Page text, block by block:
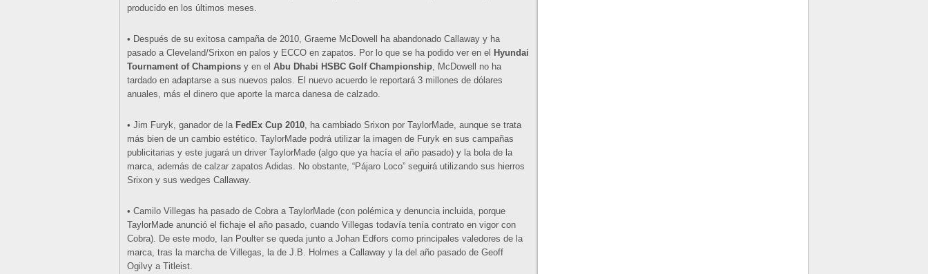
producido en los últimos meses.
• Después de su exitosa campaña de 2010, Graeme McDowell ha abandonado Callaway y ha
pasado a Cleveland/Srixon en palos y ECCO en zapatos. Por lo que se ha podido ver en el Hyundai
Tournament of Champions y en el Abu Dhabi HSBC Golf Championship, McDowell no ha
tardado en adaptarse a sus nuevos palos. El nuevo acuerdo le reportará 3 millones de dólares
anuales, más el dinero que aporte la marca danesa de calzado.
• Jim Furyk, ganador de la FedEx Cup 2010, ha cambiado Srixon por TaylorMade, aunque se trata
más bien de un cambio estético. TaylorMade podrá utilizar la imagen de Furyk en sus campañas
publicitarias y este jugará un driver TaylorMade (algo que ya hacía el año pasado) y la bola de la
marca, además de calzar zapatos Adidas. No obstante, “Pájaro Loco” seguirá utilizando sus hierros
Srixon y sus wedges Callaway.
• Camilo Villegas ha pasado de Cobra a TaylorMade (con polémica y denuncia incluida, porque
TaylorMade anunció el fichaje el año pasado, cuando Villegas todavía tenía contrato en vigor con
Cobra). De este modo, Ian Poulter se queda junto a Johan Edfors como principales valedores de la
marca, tras la marcha de Villegas, la de J.B. Holmes a Callaway y la del año pasado de Geoff
Ogilvy a Titleist.